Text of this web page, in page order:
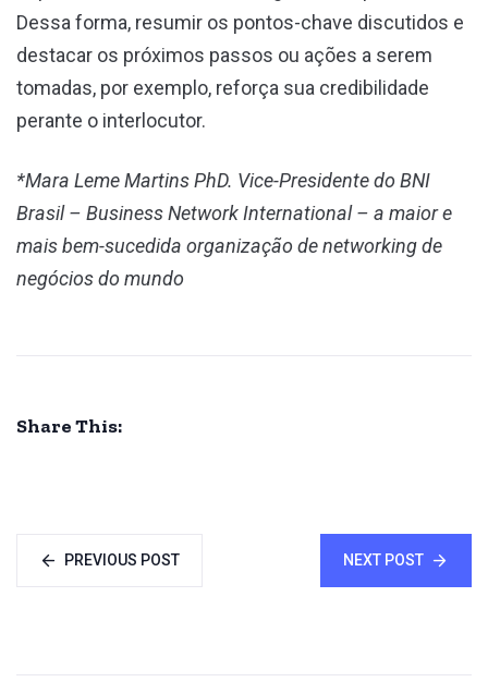
Dessa forma, resumir os pontos-chave discutidos e
destacar os próximos passos ou ações a serem
tomadas, por exemplo, reforça sua credibilidade
perante o interlocutor.
*Mara Leme MartinsPhD. Vice-Presidente do BNI
Brasil – Business Network International – a maior e
mais bem-sucedida organização de networking de
negócios do mundo
Share This:
PREVIOUS POST NEXT POST